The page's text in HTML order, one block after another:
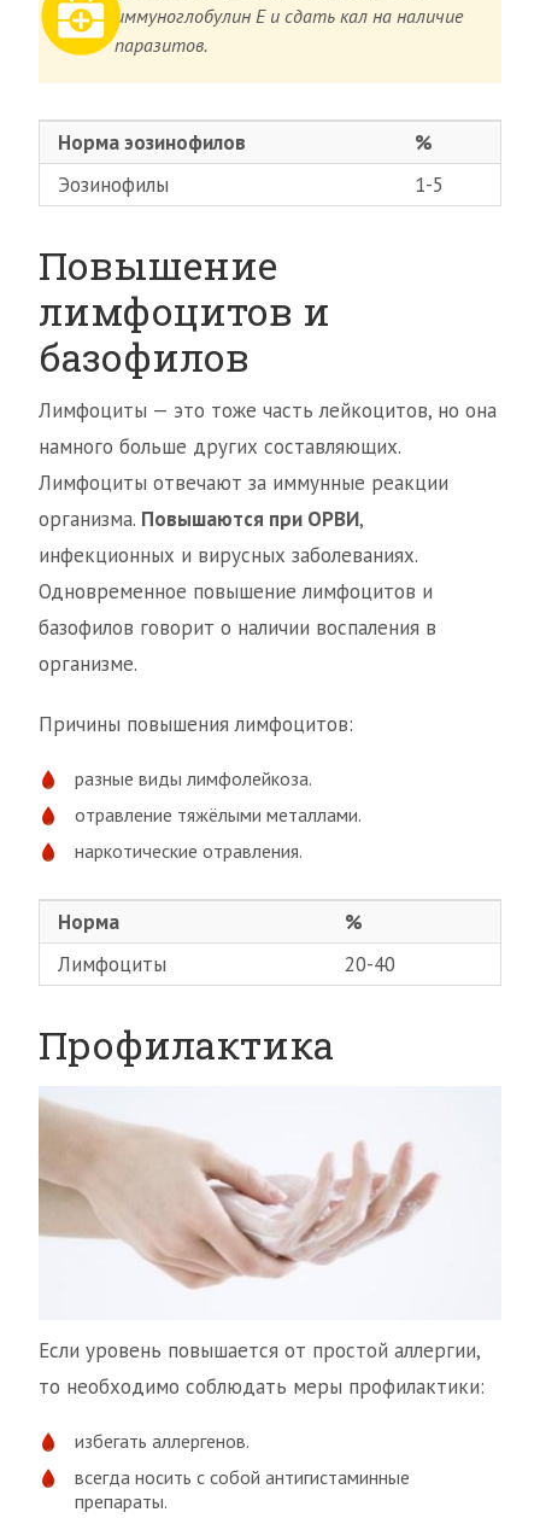
иммуноглобулин Е и сдать кал на наличие
паразитов.
Норма эозинофилов
%
Эозинофилы
1-5
Повышение
лимфоцитов и
базофилов
Лимфоциты — это тоже часть лейкоцитов, но она
намного больше других составляющих.
Лимфоциты отвечают за иммунные реакции
организма. Повышаются при ОРВИ,
инфекционных и вирусных заболеваниях.
Одновременное повышение лимфоцитов и
базофилов говорит о наличии воспаления в
организме.
Причины повышения лимфоцитов:
разные виды лимфолейкоза.
отравление тяжёлыми металлами.
наркотические отравления.
Норма
%
Лимфоциты
20-40
Профилактика
Если уровень повышается от простой аллергии,
то необходимо соблюдать меры профилактики:
избегать аллергенов.
всегда носить с собой антигистаминные
препараты.